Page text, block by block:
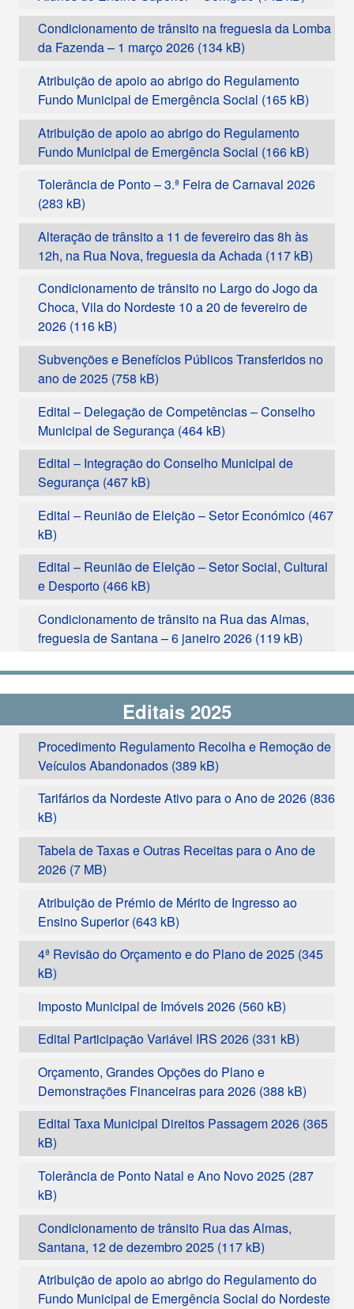
Condicionamento de trânsito na freguesia da Lomba
da Fazenda – 1 março 2026
Atribuição de apoio ao abrigo do Regulamento
Fundo Municipal de Emergência Social
Atribuição de apoio ao abrigo do Regulamento
Fundo Municipal de Emergência Social
Tolerância de Ponto – 3.ª Feira de Carnaval 2026
Alteração de trânsito a 11 de fevereiro das 8h às
12h, na Rua Nova, freguesia da Achada
Condicionamento de trânsito no Largo do Jogo da
Choca, Vila do Nordeste 10 a 20 de fevereiro de
2026
Subvenções e Benefícios Públicos Transferidos no
ano de 2025
Edital – Delegação de Competências – Conselho
Municipal de Segurança
Edital – Integração do Conselho Municipal de
Segurança
Edital – Reunião de Eleição – Setor Económico
Edital – Reunião de Eleição – Setor Social, Cultural
e Desporto
Condicionamento de trânsito na Rua das Almas,
freguesia de Santana – 6 janeiro 2026
Editais 2025
Procedimento Regulamento Recolha e Remoção de
Veículos Abandonados
Tarifários da Nordeste Ativo para o Ano de 2026
Tabela de Taxas e Outras Receitas para o Ano de
2026
Atribuição de Prémio de Mérito de Ingresso ao
Ensino Superior
4ª Revisão do Orçamento e do Plano de 2025
Imposto Municipal de Imóveis 2026
Edital Participação Variável IRS 2026
Orçamento, Grandes Opções do Plano e
Demonstrações Financeiras para 2026
Edital Taxa Municipal Direitos Passagem 2026
Tolerância de Ponto Natal e Ano Novo 2025
Condicionamento de trânsito Rua das Almas,
Santana, 12 de dezembro 2025
Atribuição de apoio ao abrigo do Regulamento do
Fundo Municipal de Emergência Social do Nordeste